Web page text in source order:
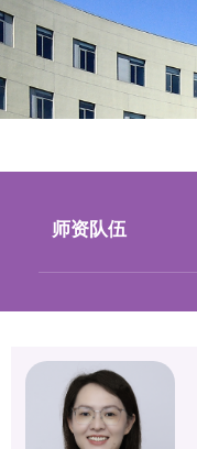
师资队伍